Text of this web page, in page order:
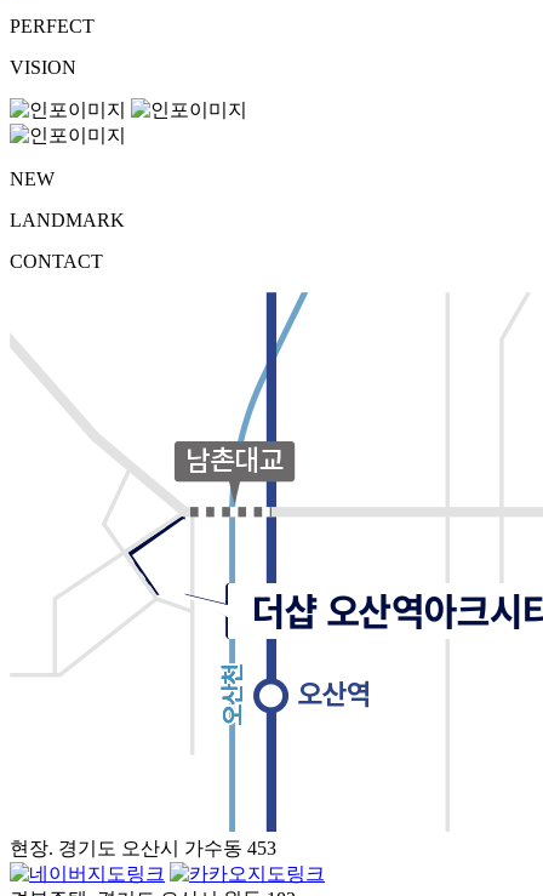
PERFECT
VISION
NEW
LANDMARK
CONTACT
현장. 경기도 오산시 가수동 453